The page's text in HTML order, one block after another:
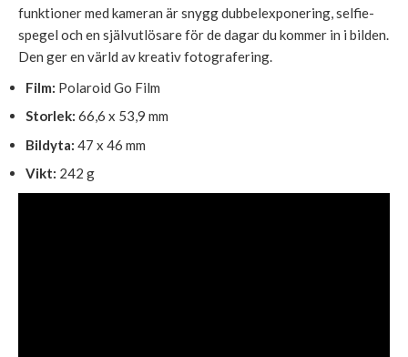
funktioner med kameran är snygg dubbelexponering, selfie-
spegel och en självutlösare för de dagar du kommer in i bilden.
Den ger en värld av kreativ fotografering.
Film: Polaroid Go Film
Storlek: 66,6 x 53,9 mm
Bildyta: 47 x 46 mm
Vikt: 242 g